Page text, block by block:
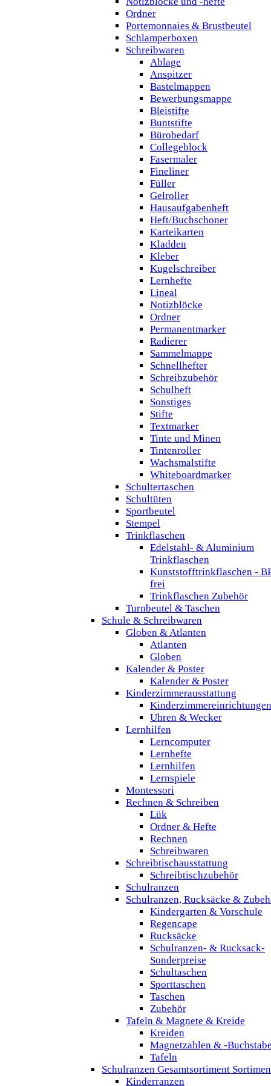
Ordner
Portemonnaies & Brustbeutel
Schlamperboxen
Schreibwaren
Ablage
Anspitzer
Bastelmappen
Bewerbungsmappe
Bleistifte
Buntstifte
Bürobedarf
Collegeblock
Fasermaler
Fineliner
Füller
Gelroller
Hausaufgabenheft
Heft/Buchschoner
Karteikarten
Kladden
Kleber
Kugelschreiber
Lernhefte
Lineal
Notizblöcke
Ordner
Permanentmarker
Radierer
Sammelmappe
Schnellhefter
Schreibzubehör
Schulheft
Sonstiges
Stifte
Textmarker
Tinte und Minen
Tintenroller
Wachsmalstifte
Whiteboardmarker
Schultertaschen
Schultüten
Sportbeutel
Stempel
Trinkflaschen
Edelstahl- & Aluminium
Trinkflaschen
Kunststofftrinkflaschen -
frei
Trinkflaschen Zubehör
Turnbeutel & Taschen
Schule & Schreibwaren
Globen & Atlanten
Atlanten
Globen
Kalender & Poster
Kalender & Poster
Kinderzimmerausstattung
Kinderzimmereinrichtungen
Uhren & Wecker
Lernhilfen
Lerncomputer
Lernhefte
Lernhilfen
Lernspiele
Montessori
Rechnen & Schreiben
Lük
Ordner & Hefte
Rechnen
Schreibwaren
Schreibtischausstattung
Schreibtischzubehör
Schulranzen
Schulranzen, Rucksäcke &
Kindergarten & Vorschule
Regencape
Rucksäcke
Schulranzen- & Rucksack-
Sonderpreise
Schultaschen
Sporttaschen
Taschen
Zubehör
Tafeln & Magnete & Kreide
Kreiden
Magnetzahlen & -
Tafeln
Schulranzen Gesamtsortiment
Kinderranzen